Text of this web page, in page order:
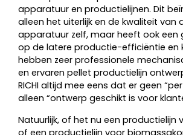
apparatuur en productielijnen. Dit
alleen het uiterlijk en de kwaliteit van
apparatuur zelf, maar heeft ook een
op de latere productie-efficiëntie en
hebben zeer professionele
en ervaren pellet productielijn
RICHI altijd mee eens dat er geen
alleen “ontwerp geschikt is voor
Natuurlijk, of het nu een productielijn
of een productielijn voor